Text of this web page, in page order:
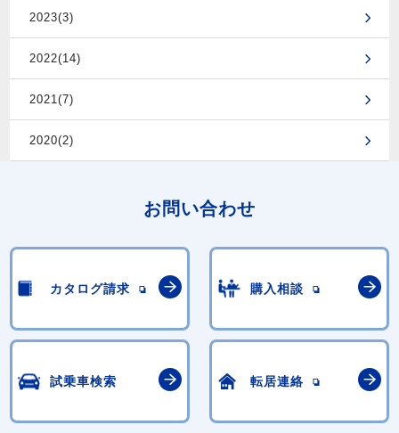
2023(3)
2022(14)
2021(7)
2020(2)
お問い合わせ
カタログ請求 購入相談
試乗車検索 転居連絡